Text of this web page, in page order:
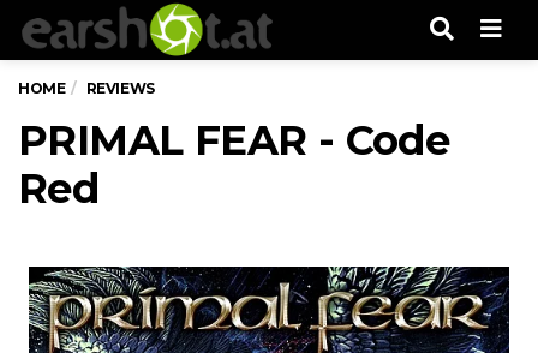
HOME REVIEWS
PRIMAL FEAR - Code
Red